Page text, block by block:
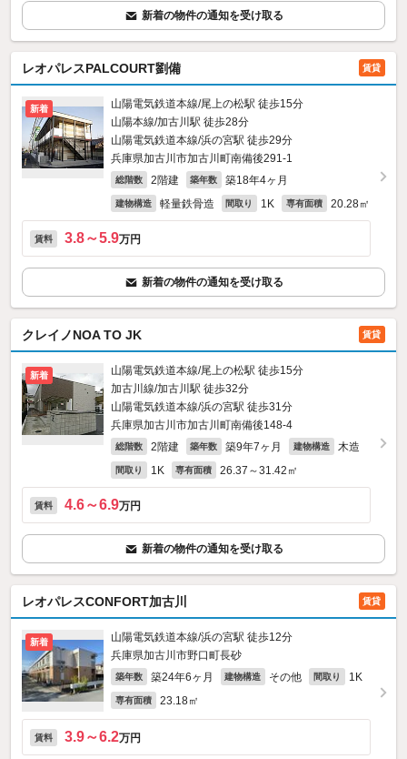
新着の物件の通知を受け取る
レオパレスPALCOURT劉備 賃貸
新着
山陽電気鉄道本線/尾上の松駅 徒歩15分
山陽本線/加古川駅 徒歩28分
山陽電気鉄道本線/浜の宮駅 徒歩29分
兵庫県加古川市加古川町南備後291‐1
総階数 2階建 築年数 築18年4ヶ月
建物構造 軽量鉄骨造 間取り 1K 専有面積 20.28㎡
賃料 3.8～5.9万円
新着の物件の通知を受け取る
クレイノNOA TO JK 賃貸
新着
山陽電気鉄道本線/尾上の松駅 徒歩15分
加古川線/加古川駅 徒歩32分
山陽電気鉄道本線/浜の宮駅 徒歩31分
兵庫県加古川市加古川町南備後148‐4
総階数 2階建 築年数 築9年7ヶ月 建物構造 木造
間取り 1K 専有面積 26.37～31.42㎡
賃料 4.6～6.9万円
新着の物件の通知を受け取る
レオパレスCONFORT加古川 賃貸
新着
山陽電気鉄道本線/浜の宮駅 徒歩12分
兵庫県加古川市野口町長砂
築年数 築24年6ヶ月 建物構造 その他 間取り 1K
専有面積 23.18㎡
賃料 3.9～6.2万円